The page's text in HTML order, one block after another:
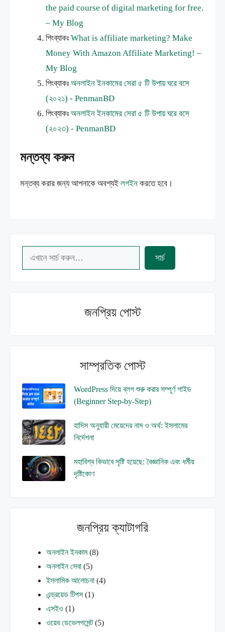
the paid course of digital marketing for free.
– My Blog
পিংব্যাকঃ What is affiliate marketing? Make
Money With Amazon Affiliate Marketing! –
My Blog
পিংব্যাকঃ অনলাইন ইনকামের সেরা ৫ টি উপায় ঘরে বসে
(২০২১) - PenmanBD
পিংব্যাকঃ অনলাইন ইনকামের সেরা ৫ টি উপায় ঘরে বসে
(২০২৩) - PenmanBD
মন্তব্য করুন
মন্তব্য করার জন্য আপনাকে অবশ্যই লগইন করতে হবে।
Search
সার্চ
জনপ্রিয় পোস্ট
সাম্প্রতিক পোস্ট
WordPress দিয়ে ব্লগ শুরু করার সম্পূর্ণ গাইড
(Beginner Step-by-Step)
হাদিস অনুযায়ী মেয়েদের নাম ও অর্থ: ইসলামের
নির্দেশনা
মহাবিশ্ব কিভাবে সৃষ্টি হয়েছে: বৈজ্ঞানিক এবং ধর্মীয়
দৃষ্টিকোণ
জনপ্রিয় ক্যাটাগরি
অনলাইন ইনকাম(8)
অনলাইন সেবা (5)
ইসলামিক আলোচনা (4)
এন্ড্রয়েড টিপস(1)
এসইও (1)
ওয়েব ডেভেলপমেন্ট(5)